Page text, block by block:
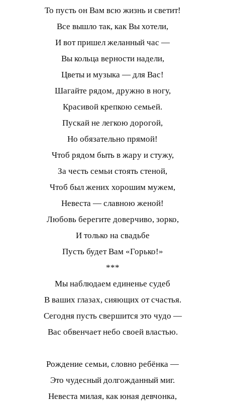
То пусть он Вам всю жизнь и светит!
Все вышло так, как Вы хотели,
И вот пришел желанный час —
Вы кольца верности надели,
Цветы и музыка — для Вас!
Шагайте рядом, дружно в ногу,
Красивой крепкою семьей.
Пускай не легкою дорогой,
Но обязательно прямой!
Чтоб рядом быть в жару и стужу,
За честь семьи стоять стеной,
Чтоб был жених хорошим мужем,
Невеста — славною женой!
Любовь берегите доверчиво, зорко,
И только на свадьбе
Пусть будет Вам «Горько!»
***
Мы наблюдаем единенье судеб
В ваших глазах, сияющих от счастья.
Сегодня пусть свершится это чудо —
Вас обвенчает небо своей властью.
Рождение семьи, словно ребёнка —
Это чудесный долгожданный миг.
Невеста милая, как юная девчонка,